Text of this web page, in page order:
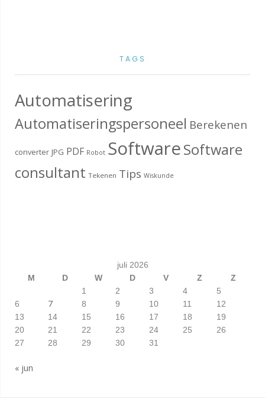
TAGS
Automatisering
Automatiseringspersoneel Berekenen
converter JPG PDF Robot SoftwareSoftware
consultant Tekenen Tips Wiskunde
juli 2026
M
D W D V Z
Z
1
2 3 4
5
6
7 8 9 10 11
12
13
14 15 16 17 18
19
20
21 22 23 24 25
26
27
28 29 30 31
« jun